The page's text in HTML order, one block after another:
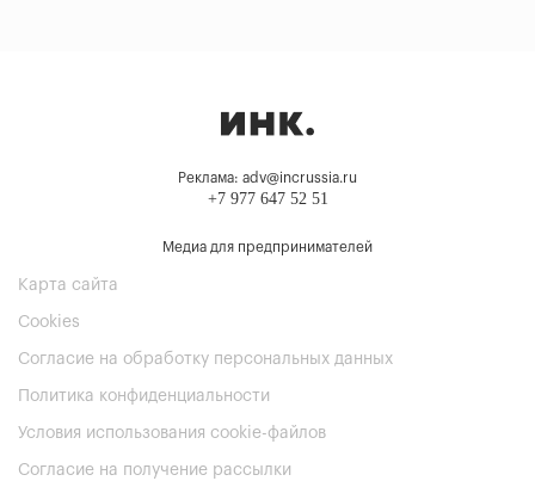
Реклама: adv@incrussia.ru
+7 977 647 52 51
Медиа для предпринимателей
Карта сайта
Cookies
Согласие на обработку персональных данных
Политика конфиденциальности
Условия использования cookie-файлов
Согласие на получение рассылки